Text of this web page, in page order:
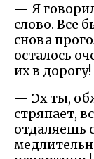
— Я
слово. Все
снова
осталось
их в дорогу!
— Эх ты,
стряпает,
отдаляешь